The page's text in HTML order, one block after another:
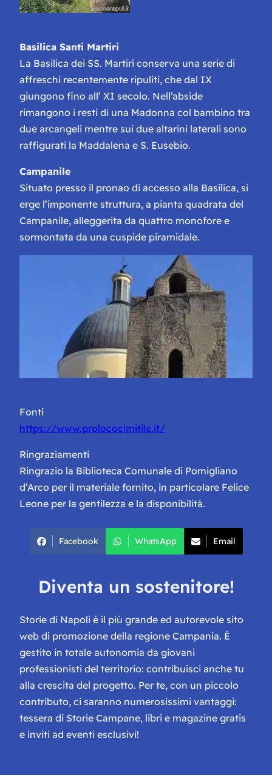
Basilica Santi Martiri
La Basilica dei SS. Martiri conserva una serie di
affreschi recentemente ripuliti, che dal IX
giungono fino all’ XI secolo. Nell’abside
rimangono i resti di una Madonna col bambino tra
due arcangeli mentre sui due altarini laterali sono
raffigurati la Maddalena e S. Eusebio.
Campanile
Situato presso il pronao di accesso alla Basilica, si
erge l’imponente struttura, a pianta quadrata del
Campanile, alleggerita da quattro monofore e
sormontata da una cuspide piramidale.
Fonti
https://www.prolococimitile.it/
Ringraziamenti
Ringrazio la Biblioteca Comunale di Pomigliano
d’Arco per il materiale fornito, in particolare Felice
Leone per la gentilezza e la disponibilità.
Facebook WhatsApp Email
Diventa un sostenitore!
Storie di Napoli è il più grande ed autorevole sito
web di promozione della regione Campania. È
gestito in totale autonomia da giovani
professionisti del territorio: contribuisci anche tu
alla crescita del progetto. Per te, con un piccolo
contributo, ci saranno numerosissimi vantaggi:
tessera di Storie Campane, libri e magazine gratis
e inviti ad eventi esclusivi!